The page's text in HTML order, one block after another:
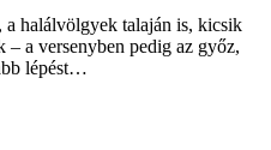
halálvölgyek talaján is, kicsik
– a versenyben pedig az győz,
lépést…